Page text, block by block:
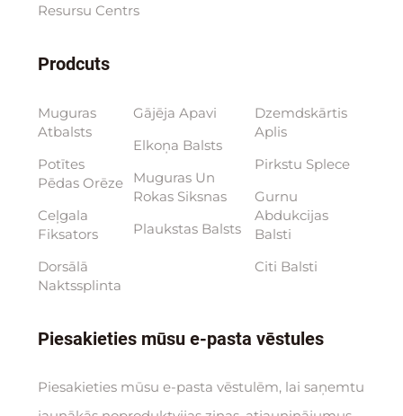
Resursu Centrs
Prodcuts
Muguras
Atbalsts
Potītes
Pēdas Orēze
Ceļgala
Fiksators
Dorsālā
Naktssplinta
Gājēja Apavi
Elkoņa Balsts
Muguras Un
Rokas Siksnas
Plaukstas Balsts
Dzemdskārtis
Aplis
Pirkstu Splece
Gurnu
Abdukcijas
Balsti
Citi Balsti
Piesakieties mūsu e-pasta vēstules
Piesakieties mūsu e-pasta vēstulēm, lai saņemtu